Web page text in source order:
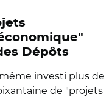
Dépôts
investi plus de
de "projets